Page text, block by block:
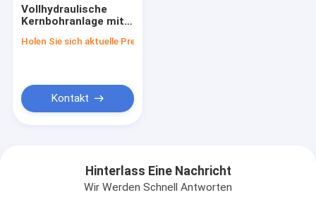
Vollhydraulische
Kernbohranlage mit
Bergbauerkundung
Holen Sie sich aktuelle Preis
Kontakt
Hinterlass Eine Nachricht
Wir Werden Schnell Antworten